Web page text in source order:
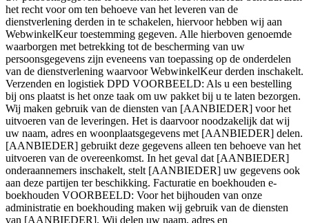
het recht voor om ten behoeve van het leveren van de
dienstverlening derden in te schakelen, hiervoor hebben wij aan
WebwinkelKeur toestemming gegeven. Alle hierboven genoemde
waarborgen met betrekking tot de bescherming van uw
persoonsgegevens zijn eveneens van toepassing op de onderdelen
van de dienstverlening waarvoor WebwinkelKeur derden inschakelt.
Verzenden en logistiek DPD VOORBEELD: Als u een bestelling
bij ons plaatst is het onze taak om uw pakket bij u te laten bezorgen.
Wij maken gebruik van de diensten van [AANBIEDER] voor het
uitvoeren van de leveringen. Het is daarvoor noodzakelijk dat wij
uw naam, adres en woonplaatsgegevens met [AANBIEDER] delen.
[AANBIEDER] gebruikt deze gegevens alleen ten behoeve van het
uitvoeren van de overeenkomst. In het geval dat [AANBIEDER]
onderaannemers inschakelt, stelt [AANBIEDER] uw gegevens ook
aan deze partijen ter beschikking. Facturatie en boekhouden e-
boekhouden VOORBEELD: Voor het bijhouden van onze
administratie en boekhouding maken wij gebruik van de diensten
van [AANBIEDER]. Wij delen uw naam, adres en